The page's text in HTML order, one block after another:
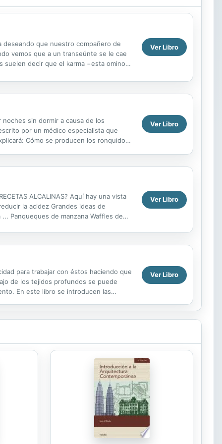
deseando que nuestro compañero de
vemos que a un transeúnte se le cae
decir que el karma −esta ominosa
Ver Libro
sin dormir a causa de los
por un médico especialista que
Cómo se producen los ronquidos
Ver Libro
ALCALINAS? Aquí hay una vista
la acidez Grandes ideas de
Panqueques de manzana Waffles de
Ver Libro
para trabajar con éstos haciendo que
de los tejidos profundos se puede
En este libro se introducen las
Ver Libro